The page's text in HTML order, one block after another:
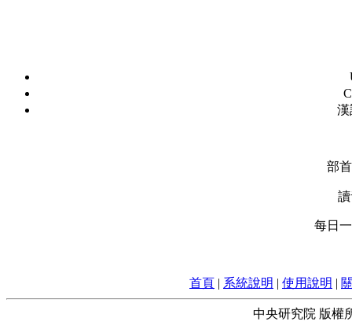
漢
部
每日
首頁 | 系統說明 | 使用說明 |
中央研究院 版權